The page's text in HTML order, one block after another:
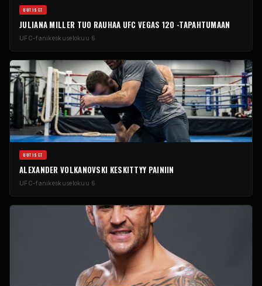
UUTISET
JULIANA MILLER TUO RAUHAA UFC VEGAS 120 -TAPAHTUMAAN
UFC-fanikeskuselokuu 6
UUTISET
ALEXANDER VOLKANOVSKI KESKITTYY PAINIIN
UFC-fanikeskuselokuu 6